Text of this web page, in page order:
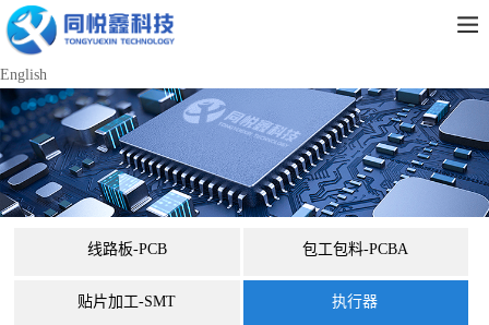
English
线路板-PCB 包工包料-PCBA
贴片加工-SMT 执行器